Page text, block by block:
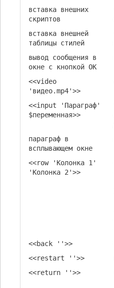
вставка внешних
скриптов
вставка внешней
таблицы стилей
вывод сообщения в
окне с кнопкой OK
<<video
'видео.mp4'>>
<<input 'Параграф'
$переменная>>
параграф в
всплывающем окне
<<row 'Колонка 1'
'Колонка 2'>>
<<back ''>>
<<restart ''>>
<<return ''>>